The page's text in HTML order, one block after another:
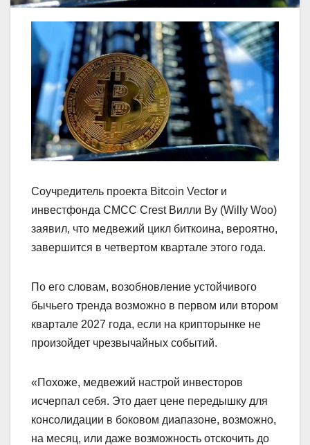
Соучредитель проекта Bitcoin Vector и
инвестфонда CMCC Crest Вилли Ву (Willy Woo)
заявил, что медвежий цикл биткоина, вероятно,
завершится в четвертом квартале этого года.
По его словам, возобновление устойчивого
бычьего тренда возможно в первом или втором
квартале 2027 года, если на крипторынке не
произойдет чрезвычайных событий.
«Похоже, медвежий настрой инвесторов
исчерпал себя. Это дает цене передышку для
консолидации в боковом диапазоне, возможно,
на месяц, или даже возможность отскочить до